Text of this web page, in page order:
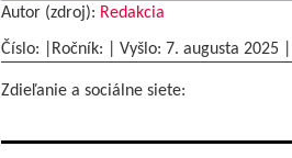
Autor (zdroj): Redakcia
Číslo: |Ročník: | Vyšlo: 7. augusta 2025|
Zdieľanie a sociálne siete: